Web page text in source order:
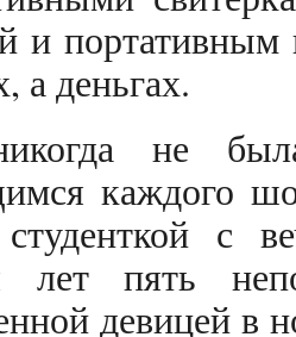
и портативным
а деньгах.
не
каждого
с
лет пять
девицей в